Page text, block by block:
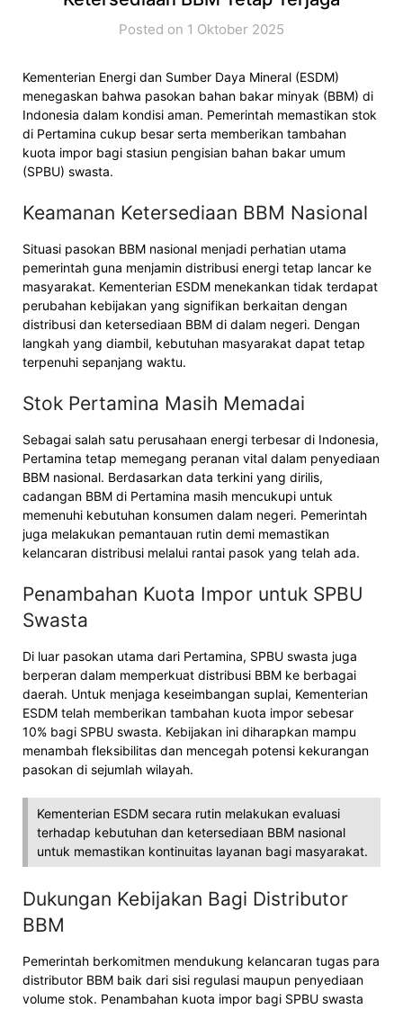
Posted on 1 Oktober 2025
Kementerian Energi dan Sumber Daya Mineral (ESDM)
menegaskan bahwa pasokan bahan bakar minyak (BBM) di
Indonesia dalam kondisi aman. Pemerintah memastikan stok
di Pertamina cukup besar serta memberikan tambahan
kuota impor bagi stasiun pengisian bahan bakar umum
(SPBU) swasta.
Keamanan Ketersediaan BBM Nasional
Situasi pasokan BBM nasional menjadi perhatian utama
pemerintah guna menjamin distribusi energi tetap lancar ke
masyarakat. Kementerian ESDM menekankan tidak terdapat
perubahan kebijakan yang signifikan berkaitan dengan
distribusi dan ketersediaan BBM di dalam negeri. Dengan
langkah yang diambil, kebutuhan masyarakat dapat tetap
terpenuhi sepanjang waktu.
Stok Pertamina Masih Memadai
Sebagai salah satu perusahaan energi terbesar di Indonesia,
Pertamina tetap memegang peranan vital dalam penyediaan
BBM nasional. Berdasarkan data terkini yang dirilis,
cadangan BBM di Pertamina masih mencukupi untuk
memenuhi kebutuhan konsumen dalam negeri. Pemerintah
juga melakukan pemantauan rutin demi memastikan
kelancaran distribusi melalui rantai pasok yang telah ada.
Penambahan Kuota Impor untuk SPBU
Swasta
Di luar pasokan utama dari Pertamina, SPBU swasta juga
berperan dalam memperkuat distribusi BBM ke berbagai
daerah. Untuk menjaga keseimbangan suplai, Kementerian
ESDM telah memberikan tambahan kuota impor sebesar
10% bagi SPBU swasta. Kebijakan ini diharapkan mampu
menambah fleksibilitas dan mencegah potensi kekurangan
pasokan di sejumlah wilayah.
Kementerian ESDM secara rutin melakukan evaluasi
terhadap kebutuhan dan ketersediaan BBM nasional
untuk memastikan kontinuitas layanan bagi masyarakat.
Dukungan Kebijakan Bagi Distributor
BBM
Pemerintah berkomitmen mendukung kelancaran tugas para
distributor BBM baik dari sisi regulasi maupun penyediaan
volume stok. Penambahan kuota impor bagi SPBU swasta